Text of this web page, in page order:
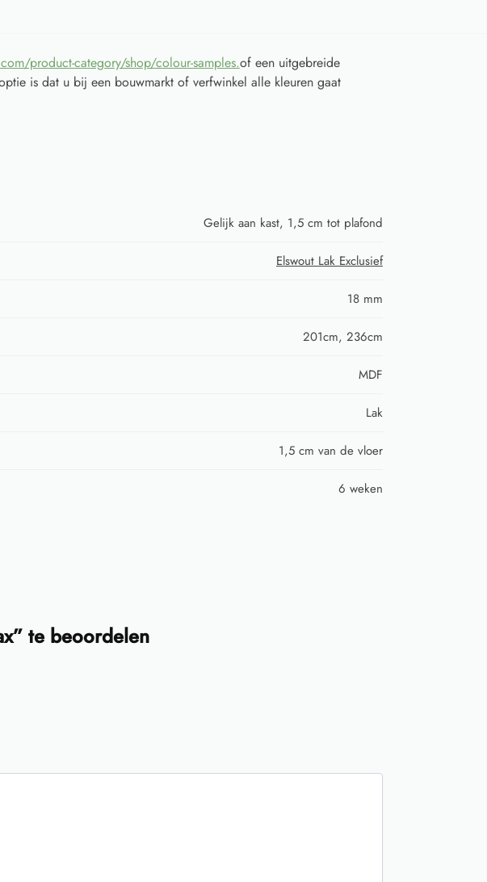
product-category/shop/colour-samples.of een uitgebreide
is dat u bij een bouwmarkt of verfwinkel alle kleuren gaat
Gelijk aan kast, 1,5 cm tot plafond
Elswout Lak Exclusief
18 mm
201cm, 236cm
MDF
Lak
1,5 cm van de vloer
6 weken
te beoordelen